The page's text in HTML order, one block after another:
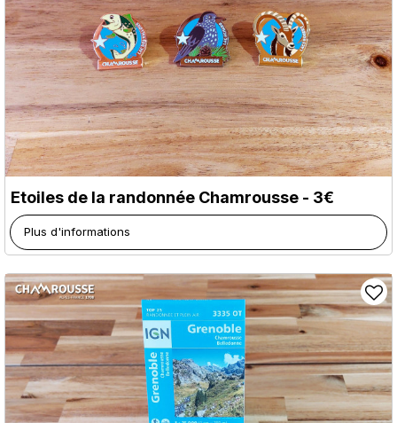
Etoiles de la randonnée Chamrousse - 3€
Plus d'informations